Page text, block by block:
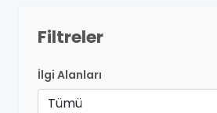
Filtreler
İlgi Alanları
Tümü